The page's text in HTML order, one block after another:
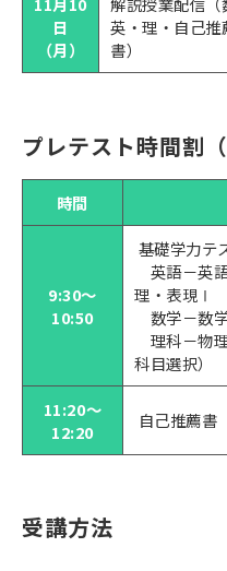
日
（月）
英・理・自己推
書）
プレテスト時間割（
時間
9:30～
10:50
基礎学力テ
英語－英
理・表現Ⅰ
数学－数
理科－物
科目選択）
11:20～
12:20
自己推薦書
受講方法